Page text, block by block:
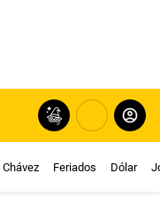
Feriados Dólar